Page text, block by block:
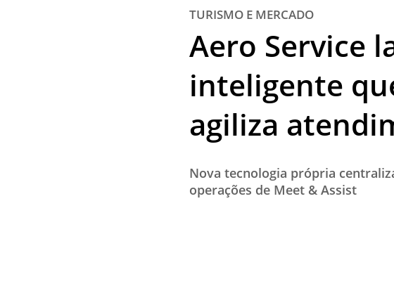
TURISMO E MERCADO
Aero Service
inteligente
agiliza
Nova tecnologia própria
operações de Meet & Assist